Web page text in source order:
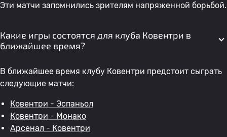
Эти матчи запомнились зрителям напряженной борьбой.
Какие игры состоятся для клуба Ковентри в
ближайшее время?
В ближайшее время клубу Ковентри предстоит сыграть
следующие матчи:
Ковентри - Эспаньол
Ковентри - Монако
Арсенал - Ковентри